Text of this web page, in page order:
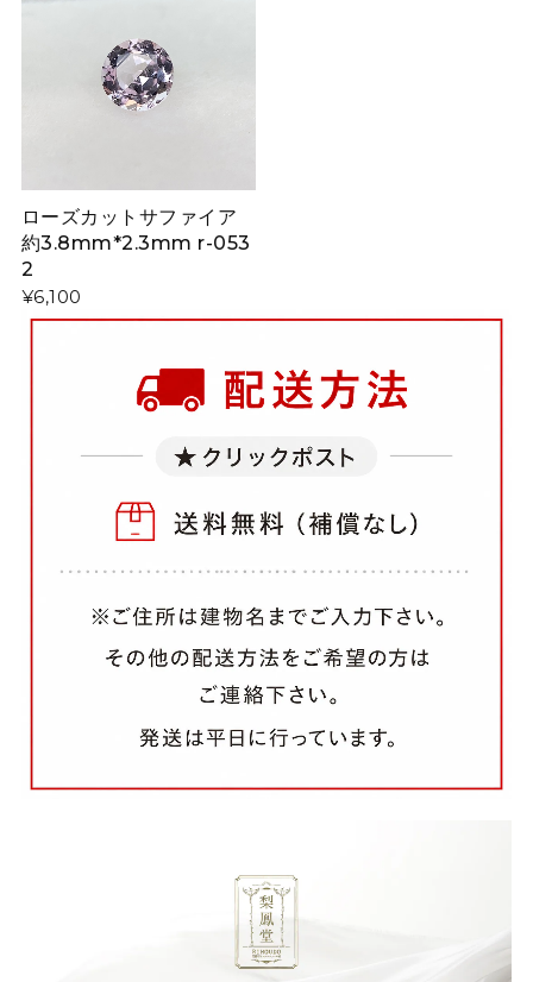
ローズカットサファイア
約3.8mm*2.3mm r-053
2
¥6,100